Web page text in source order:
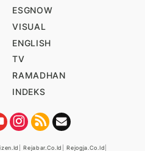
ESGNOW
VISUAL
ENGLISH
TV
RAMADHAN
INDEKS
Rejabar.co.id Rejogja.co.id